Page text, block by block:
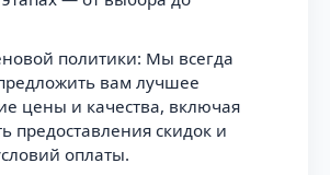
политики: Мы всегда
вам лучшее
цены и качества, включая
предоставления скидок и
оплаты.